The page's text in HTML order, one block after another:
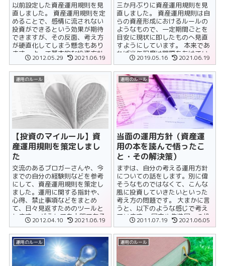
以前設定した資産運用規則を見
直しました。 資産運用規則を定
めることで、感情に流されない
投資ができるという効果が期待
できますが、その反面、考え方
が硬直化してしまう懸念もあり
ます。よって基本的な投資方針
から逸脱しない限りは、新しい
考え方を取り......
2012.05.29 2021.06.19
三か月ぶりに資産運用規則を見
直しました。 資産運用規則は自
らの資産形成におけるルールの
ようなもので、一定期間ごとを
目安に現状に即したものへ見直
すようにしています。 本来であ
れば半年程度は間隔をあけてい
るのですが、あきらかな変更点
があった......
2019.05.16 2021.06.19
運用のルール
【投資のマイルール】資
産運用規則を策定しまし
た
交流のあるブロガーさんや、今
までの自分の経験則などを参考
にして、資産運用規則を策定し
ました。運用に関する指針や、
心得、禁止事項などをまとめ
て、日々見返すためのツールと
します。 どうしても人間である
以上、「感情」に流されてしま
う場面が巡......
2012.04.10 2021.06.19
運用のルール
当面の運用方針（資産運
用の本を読んで悟ったこ
と・その解決策）
まずは、自分の考える運用方針
についての話をします。別に偉
そうなものではなくて、こんな
風に投資していきたいといった
考え方の問題です。 大まかに言
うと、以下のような感じで考え
ています。 国内や先進国への投
資を基本とすることで安定......
2011.07.19 2021.06.05
運用のルール 運用のルール